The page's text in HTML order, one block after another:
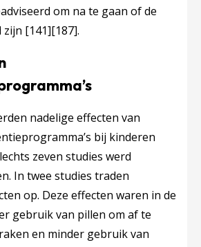
om na te gaan of de
zijn [141][187].
nadelige effecten van
bij kinderen
zeven studies werd
In twee studies traden
op. Deze effecten waren in de
gebruik van pillen om af te
en minder gebruik van